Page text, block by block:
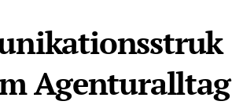
Agenturalltag